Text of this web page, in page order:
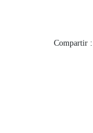
Compartir :